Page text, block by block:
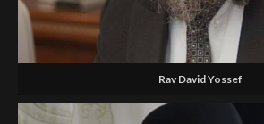
Rav David Yossef